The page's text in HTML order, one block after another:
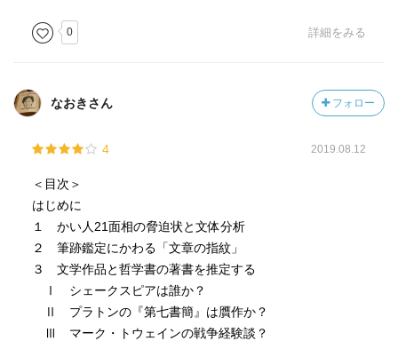
0 詳細をみる
なおきさん フォロー
4 2019.08.12
＜目次＞
はじめに
１ かい人21面相の脅迫状と文体分析
２ 筆跡鑑定にかわる「文章の指紋」
３ 文学作品と哲学書の著書を推定する
Ⅰ シェークスピアは誰か？
Ⅱ プラトンの『第七書簡』は贋作か？
Ⅲ マーク・トウェインの戦争経験談？